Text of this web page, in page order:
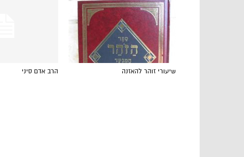
הרב אדם סיני שיעורי זוהר להאזנה